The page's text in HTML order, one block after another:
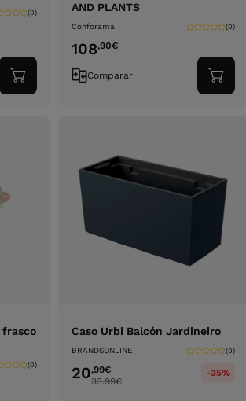
(0)
Adicionar
ao
AND PLANTS
Conforama (0)
108,90€
Comparar
ao
frasco
(0)
Caso Urbi Balcón Jardineiro
BRANDSONLINE (0)
20,99€
33.99€
-35%